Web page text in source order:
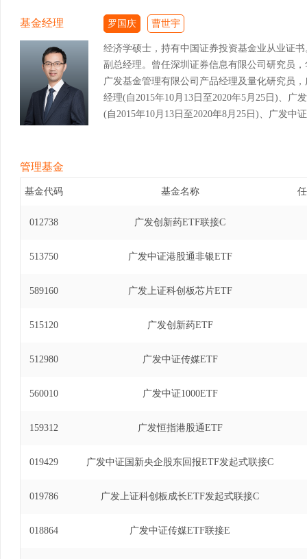
基金经理 罗国庆 曹世宇
经济学硕士，持有中国证券投资基金业从业证
副总经理。曾任深圳证券信息有限公司研究员
广发基金管理有限公司产品经理及量化研究员
经理(自2015年10月13日至2020年5月25日)、广
(自2015年10月13日至2020年8月25日)、广发中
式证券投资基金基金经理(自2018年11月2日至
基金（LOF）基金经理(自2020年8月26日至
港深科技龙头交易型开放式指数证券投资基金
年1月20日至2023年12月13日)、广发中证100
联接基金基金经理(自2021年8月9日至2024年8
交易型开放式指数证券投资基金基金经理(自
管理基金
基金代码 基金名称
012738 广发创新药ETF联接C
513750 广发中证港股通非银ETF
589160 广发上证科创板芯片ETF
515120 广发创新药ETF
512980 广发中证传媒ETF
560010 广发中证1000ETF
159312 广发恒指港股通ETF
019429 广发中证国新央企股东回报ETF发起式联接C
019786 广发上证科创板成长ETF发起式联接C
018864 广发中证传媒ETF联接E